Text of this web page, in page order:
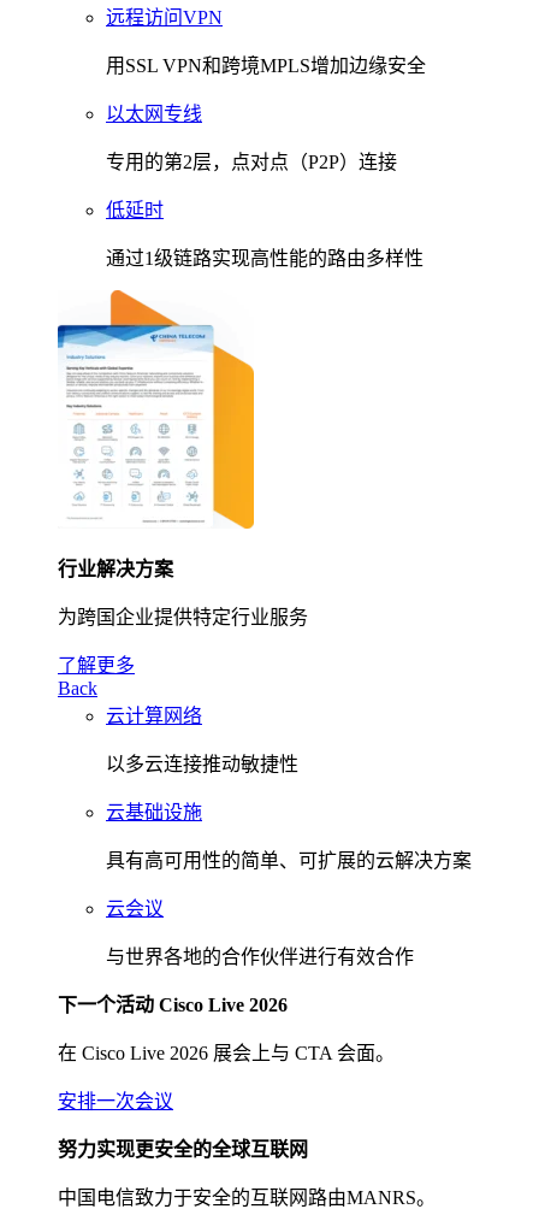
远程访问VPN
用SSL VPN和跨境MPLS增加边缘安全
以太网专线
专用的第2层，点对点（P2P）连接
低延时
通过1级链路实现高性能的路由多样性
行业解决方案
为跨国企业提供特定行业服务
了解更多
Back
云计算网络
以多云连接推动敏捷性
云基础设施
具有高可用性的简单、可扩展的云解决方案
云会议
与世界各地的合作伙伴进行有效合作
下一个活动 Cisco Live 2026
在 Cisco Live 2026 展会上与 CTA 会面。
安排一次会议
努力实现更安全的全球互联网
中国电信致力于安全的互联网路由MANRS。